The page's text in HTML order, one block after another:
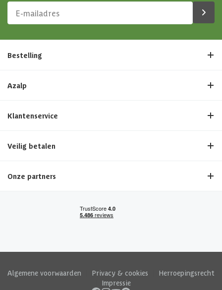
Bestelling
Azalp
Klantenservice
Veilig betalen
Onze partners
Algemene voorwaarden Privacy & cookies
Herroepingsrecht
Impressie